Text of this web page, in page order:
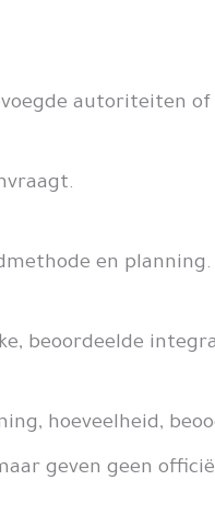
autoriteiten of
en planning.
beoordeelde
hoeveelheid,
geven geen